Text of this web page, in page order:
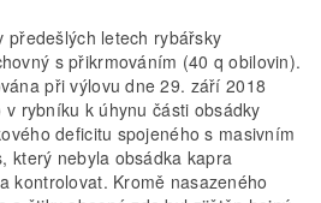
předešlých letech rybářsky
s přikrmováním (40 q obilovin).
při výlovu dne 29. září 2018
v rybníku k úhynu části obsádky
deficitu spojeného s masivním
který nebyla obsádka kapra
kontrolovat. Kromě nasazeného